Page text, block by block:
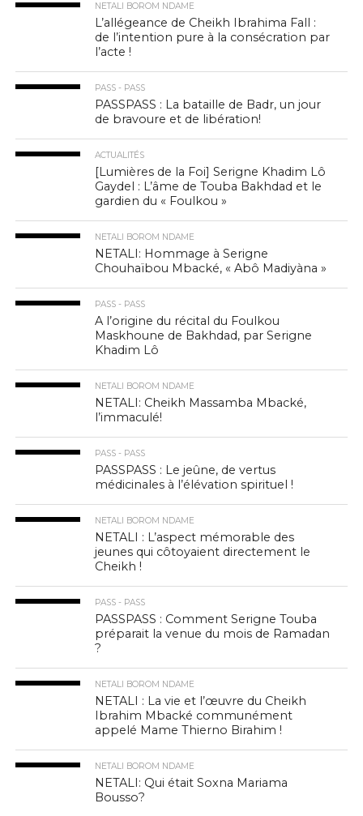
NETALI BOROM NDAME
L’allégeance de Cheikh Ibrahima Fall :
de l’intention pure à la consécration par
l’acte !
PASS - PASS
PASSPASS : La bataille de Badr, un jour
de bravoure et de libération!
ACTUALITÉS
[Lumières de la Foi] Serigne Khadim Lô
Gaydel : L’âme de Touba Bakhdad et le
gardien du « Foulkou »
NETALI BOROM NDAME
NETALI: Hommage à Serigne
Chouhaïbou Mbacké, « Abô Madiyàna »
PASS - PASS
A l’origine du récital du Foulkou
Maskhoune de Bakhdad, par Serigne
Khadim Lô
NETALI BOROM NDAME
NETALI: Cheikh Massamba Mbacké,
l’immaculé!
PASS - PASS
PASSPASS : Le jeûne, de vertus
médicinales à l’élévation spirituel !
NETALI BOROM NDAME
NETALI : L’aspect mémorable des
jeunes qui côtoyaient directement le
Cheikh !
PASS - PASS
PASSPASS : Comment Serigne Touba
préparait la venue du mois de Ramadan
?
NETALI BOROM NDAME
NETALI : La vie et l’œuvre du Cheikh
Ibrahim Mbacké communément
appelé Mame Thierno Birahim !
NETALI BOROM NDAME
NETALI: Qui était Soxna Mariama
Bousso?